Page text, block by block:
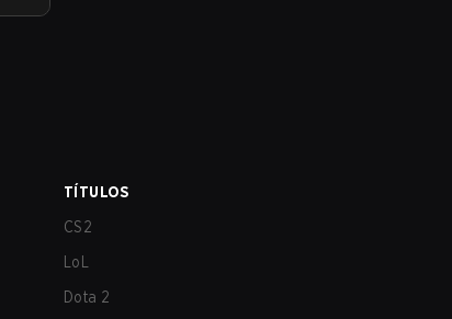
TÍTULOS
CS2
LoL
Dota 2